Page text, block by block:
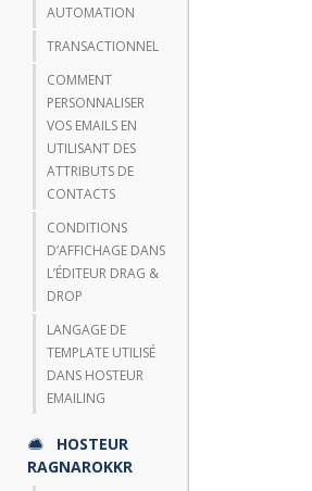
AUTOMATION
TRANSACTIONNEL
COMMENT
PERSONNALISER
VOS EMAILS EN
UTILISANT DES
ATTRIBUTS DE
CONTACTS
CONDITIONS
D’AFFICHAGE DANS
L’ÉDITEUR DRAG &
DROP
LANGAGE DE
TEMPLATE UTILISÉ
DANS HOSTEUR
EMAILING
HOSTEUR
RAGNAROKKR